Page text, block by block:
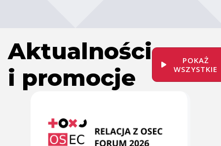
Aktualności
i promocje
POKAŻ
WSZYSTKIE